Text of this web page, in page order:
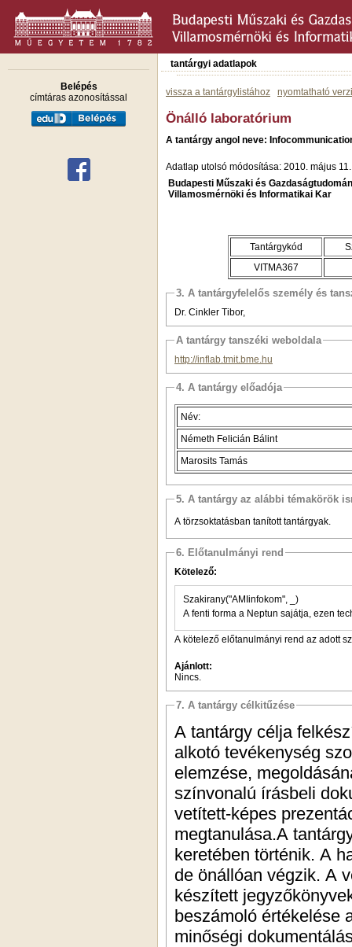
Belépés
címtáras azonosítással
tantárgyi adatlapok
vissza a tantárgylistához nyomtatható
Önálló laboratórium
A tantárgy angol neve:
Adatlap utolsó módosítása: 2010. május 11.
Budapesti Műszaki és
Villamosmérnöki és Informatikai Kar
Tantárgykód
VITMA367
3. A tantárgyfelelős személy és
Dr. Cinkler Tibor,
A tantárgy tanszéki weboldala
http://inflab.tmit.bme.hu
4. A tantárgy előadója
Név:
Németh Felicián Bálint
Marosits Tamás
5. A tantárgy az alábbi témakörök
A törzsoktatásban tanított tantárgyak.
6. Előtanulmányi rend
Kötelező:
Szakirany("AMIinfokom", _)
A fenti forma a Neptun sajátja, ezen
A kötelező előtanulmányi rend az adott
Ajánlott:
Nincs.
7. A tantárgy célkitűzése
A tantárgy célja
alkotó tevékenység
elemzése,
színvonalú írásbeli
vetített-képes
megtanulása.A
keretében történik. A
de önállóan végzik. A
készített
beszámoló értékelése
minőségi